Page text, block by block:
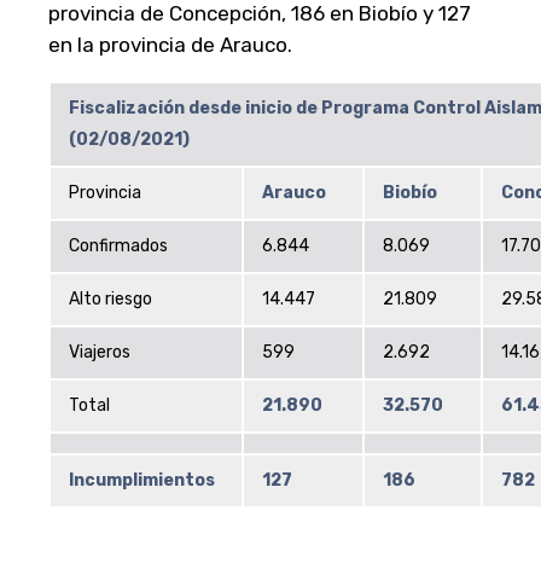
provincia de Concepción, 186 en Biobío y 127
en la provincia de Arauco.
Fiscalización desde inicio de Programa Control
(02/08/2021)
Provincia Arauco Biobío
Confirmados 6.844 8.069
Alto riesgo 14.447 21.809
Viajeros 599 2.692
Total 21.890 32.570
Incumplimientos 127 186 782